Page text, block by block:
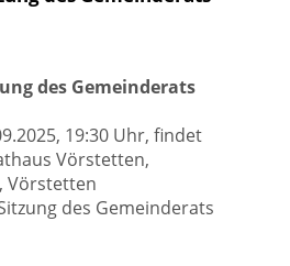
des Gemeinderats
19:30 Uhr, findet
Vörstetten,
Vörstetten
des Gemeinderats